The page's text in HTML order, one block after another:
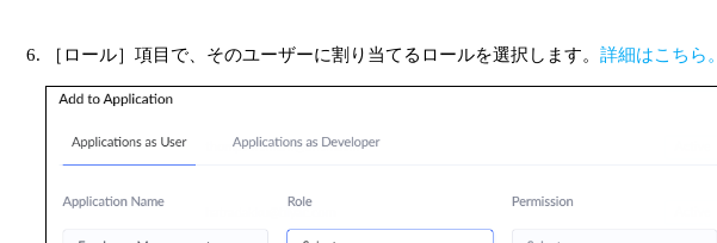
［ロール］項目で、そのユーザーに割り当てるロールを選択します。 詳細はこちら。